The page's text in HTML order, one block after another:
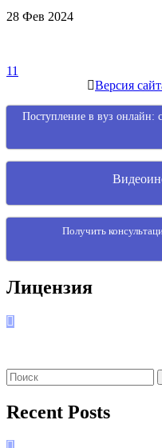
28 Фев 2024
Навигация
записям
11
Версия
Поступление в вуз онлайн:
Получить
Лицензия
Recent Posts